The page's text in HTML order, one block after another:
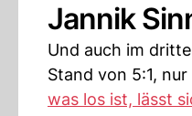
Jannik
Und auch im
Stand von 5:1,
was los ist, lässt